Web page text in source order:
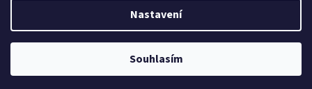
Nastavení
Souhlasím
ALKO elektro s.r.o.. Všechna práva vyhrazena.
Upravit nastavení cookies
Copyright © 2014 Alko elektro, Vladimír Horák, Jarní 5715, 430 04